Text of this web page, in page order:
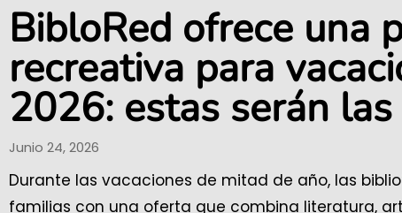
BibloRed ofrece una
recreativa para
2026: estas serán
Junio 24, 2026
Durante las vacaciones de mitad de año, las
familias con una oferta que combina literatura,